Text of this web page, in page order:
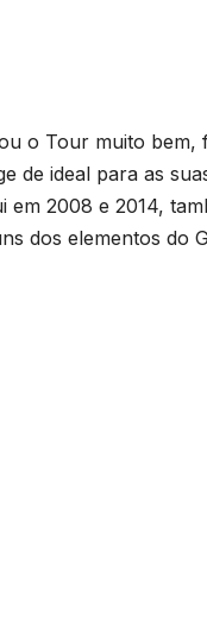
o Tour muito bem,
de ideal para as
2008 e 2014,
dos elementos do